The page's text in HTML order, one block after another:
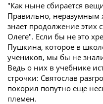
"Как ныне сбирается
Правильно, неразумным
знает продолжение этих
Олеге". Если бы не это
Пушкина, которое в
учеников, мы бы не
Ведь о них в учебнике
строчки: Святослав
покорил попутно еще
племен.